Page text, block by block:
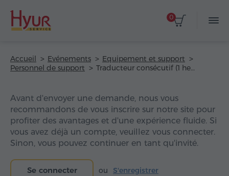
0
Accueil Evénements
Equipement et support
Personnel de support
Traducteur consécutif (1 heure)
Avant d'envoyer une demande, nous vous
recommandons de vous inscrire sur notre site pour
profiter des avantages et d'une expérience fluide. Si
vous avez déjà un compte, veuillez vous connecter.
Sinon, vous pouvez continuer en tant qu'invité.
Se connecter ou S'enregistrer